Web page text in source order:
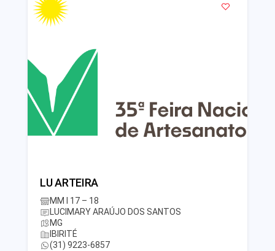
LU ARTEIRA
MM I 17 – 18
LUCIMARY ARAÚJO DOS SANTOS
MG
IBIRITÉ
(31) 9223-6857